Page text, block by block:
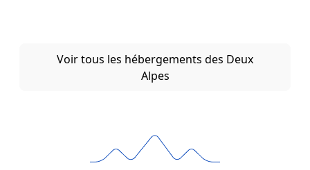
Voir tous les hébergements des Deux
Alpes